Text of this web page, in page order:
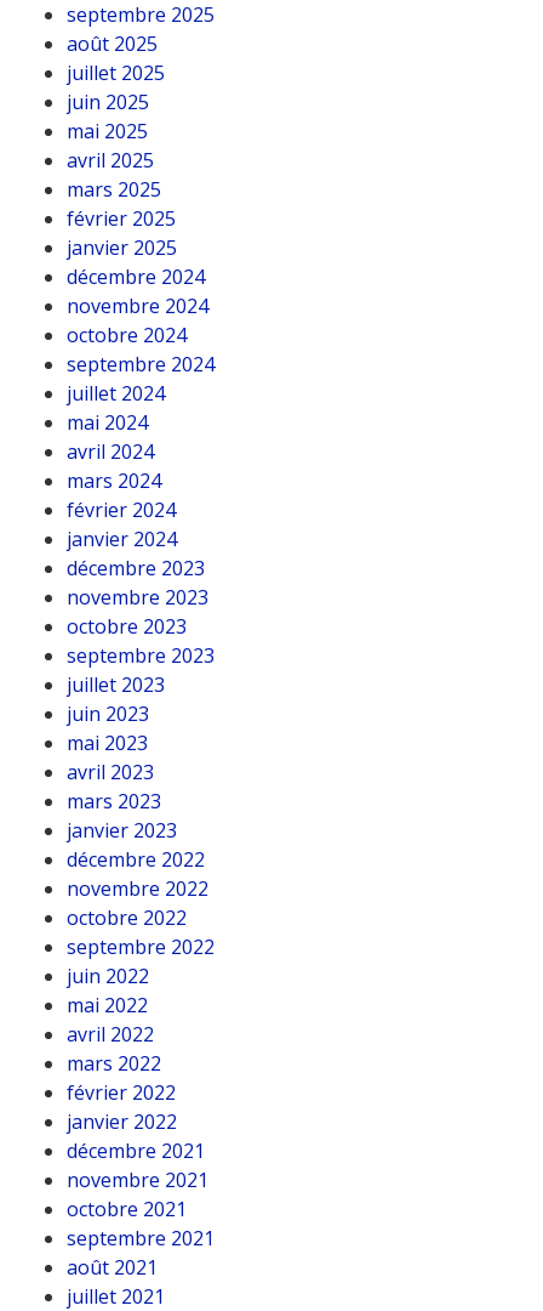
septembre 2025
août 2025
juillet 2025
juin 2025
mai 2025
avril 2025
mars 2025
février 2025
janvier 2025
décembre 2024
novembre 2024
octobre 2024
septembre 2024
juillet 2024
mai 2024
avril 2024
mars 2024
février 2024
janvier 2024
décembre 2023
novembre 2023
octobre 2023
septembre 2023
juillet 2023
juin 2023
mai 2023
avril 2023
mars 2023
janvier 2023
décembre 2022
novembre 2022
octobre 2022
septembre 2022
juin 2022
mai 2022
avril 2022
mars 2022
février 2022
janvier 2022
décembre 2021
novembre 2021
octobre 2021
septembre 2021
août 2021
juillet 2021